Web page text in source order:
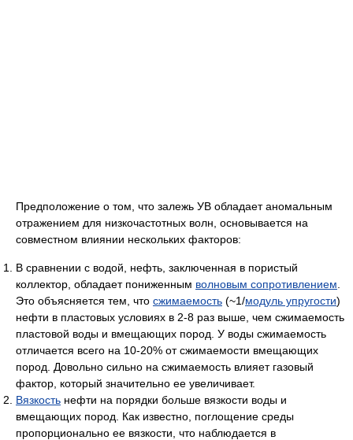
Предположение о том, что залежь УВ обладает аномальным
отражением для низкочастотных волн, основывается на
совместном влиянии нескольких факторов:
В сравнении с водой, нефть, заключенная в пористый
коллектор, обладает пониженным волновым сопротивлением
Это объясняется тем, что сжимаемость (~1/модуль упругости)
нефти в пластовых условиях в 2-8 раз выше, чем сжимаемость
пластовой воды и вмещающих пород. У воды сжимаемость
отличается всего на 10-20% от сжимаемости вмещающих
пород. Довольно сильно на сжимаемость влияет газовый
фактор, который значительно ее увеличивает.
Вязкость нефти на порядки больше вязкости воды и
вмещающих пород. Как известно, поглощение среды
пропорционально ее вязкости, что наблюдается в